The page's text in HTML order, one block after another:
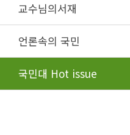
교수님의서재
언론속의 국민
국민대 Hot issue